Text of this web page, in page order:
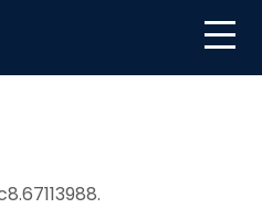
綠電+綠氫技術斬獲國際權